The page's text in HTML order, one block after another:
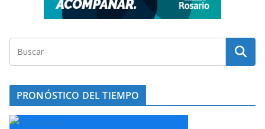
PRONÓSTICO DEL TIEMPO